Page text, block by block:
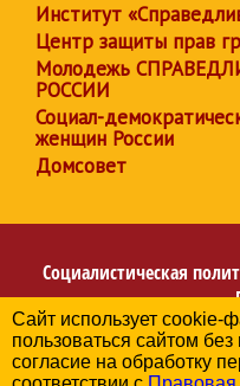
Институт
Центр защиты прав
Молодежь
РОССИИ
Социал-
женщин России
Домсовет
Социалистическая
Региональное
©
Сайт использует
пользоваться сайтом
согласие на обработку